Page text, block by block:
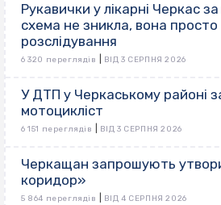
Рукавички у лікарні Черкас
схема не зникла, вона просто
розслідування
6 320 переглядів ВІД 3 СЕРПНЯ 2026
У ДТП у Черкаському районі
мотоцикліст
6 151 переглядів ВІД 3 СЕРПНЯ 2026
Черкащан запрошують
коридор»
5 864 переглядів ВІД 4 СЕРПНЯ 2026